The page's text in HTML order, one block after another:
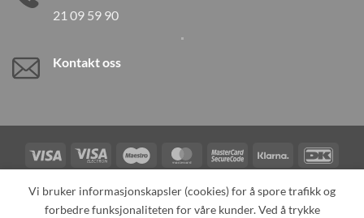
21 09 59 90
Kontakt oss
Visa
Visa
Electron
Maestro MasterCardMasterCard
2
Klarna
Card
TILBAKEKALLINGER KONTAKT OSS OM OSS
Vi bruker informasjonskapsler (cookies) for å spore trafikk og
forbedre funksjonaliteten for våre kunder. Ved å trykke